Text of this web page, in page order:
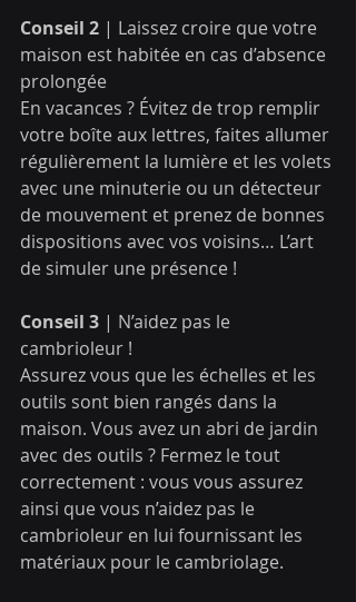
Conseil 2 | Laissez croire que votre
maison est habitée en cas d’absence
prolongée
En vacances ? Évitez de trop remplir
votre boîte aux lettres, faites allumer
régulièrement la lumière et les volets
avec une minuterie ou un détecteur
de mouvement et prenez de bonnes
dispositions avec vos voisins… L’art
de simuler une présence !
Conseil 3 | N’aidez pas le
cambrioleur !
Assurez vous que les échelles et les
outils sont bien rangés dans la
maison. Vous avez un abri de jardin
avec des outils ? Fermez le tout
correctement : vous vous assurez
ainsi que vous n’aidez pas le
cambrioleur en lui fournissant les
matériaux pour le cambriolage.